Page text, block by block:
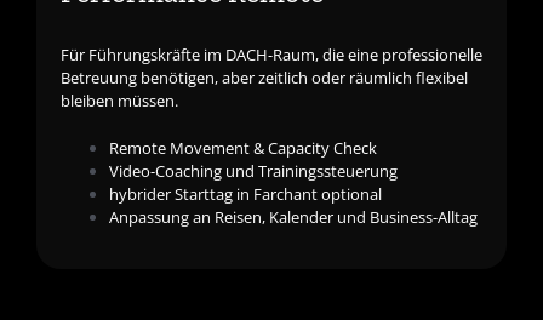
Für Führungskräfte im DACH-Raum, die eine professionelle
Betreuung benötigen, aber zeitlich oder räumlich flexibel
bleiben müssen.
Remote Movement & Capacity Check
Video-Coaching und Trainingssteuerung
hybrider Starttag in Farchant optional
Anpassung an Reisen, Kalender und Business-Alltag